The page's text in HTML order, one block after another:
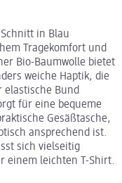
in Blau
Tragekomfort und
Bio-Baumwolle bietet
weiche Haptik, die
elastische Bund
für eine bequeme
Gesäßtasche,
ansprechend ist.
sich vielseitig
einem leichten T-Shirt.